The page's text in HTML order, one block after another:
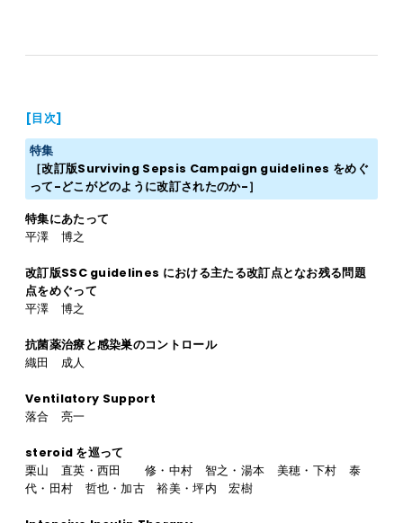
[目次]
特集
［改訂版Surviving Sepsis Campaign guidelines をめぐ
って-どこがどのように改訂されたのか-］
特集にあたって
平澤 博之
改訂版SSC guidelines における主たる改訂点となお残る問題
点をめぐって
平澤 博之
抗菌薬治療と感染巣のコントロール
織田 成人
Ventilatory Support
落合 亮一
steroid を巡って
栗山 直英・西田 修・中村 智之・湯本 美穂・下村 泰
代・田村 哲也・加古 裕美・坪内 宏樹